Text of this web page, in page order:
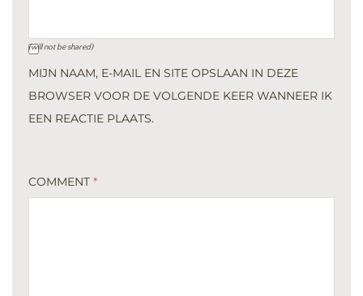
(will not be shared)
MIJN NAAM, E-MAIL EN SITE OPSLAAN IN DEZE
BROWSER VOOR DE VOLGENDE KEER WANNEER IK
EEN REACTIE PLAATS.
COMMENT *